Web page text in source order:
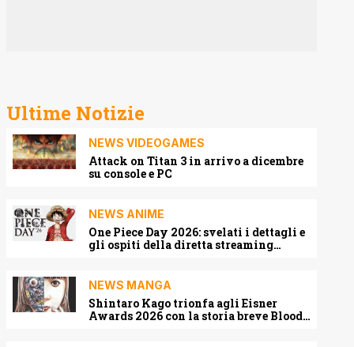
Ultime Notizie
NEWS VIDEOGAMES
Attack on Titan 3 in arrivo a dicembre
su console e PC
NEWS ANIME
One Piece Day 2026: svelati i dettagli e
gli ospiti della diretta streaming
NEWS MANGA
Shintaro Kago trionfa agli Eisner
Awards 2026 con la storia breve Blood